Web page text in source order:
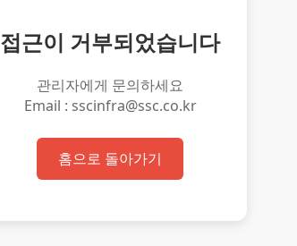
접근이 거부되었습니다
관리자에게 문의하세요
Email : sscinfra@ssc.co.kr
홈으로 돌아가기